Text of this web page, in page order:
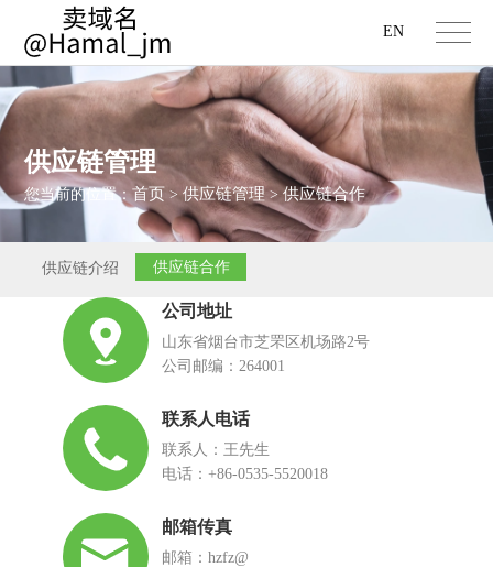
EN
供应链管理
您当前的位置：首页 >供应链管理>供应链合作
供应链介绍 供应链合作
公司地址
山东省烟台市芝罘区机场路2号
公司邮编：264001
联系人电话
联系人：王先生
电话：+86-0535-5520018
邮箱传真
邮箱：hzfz@